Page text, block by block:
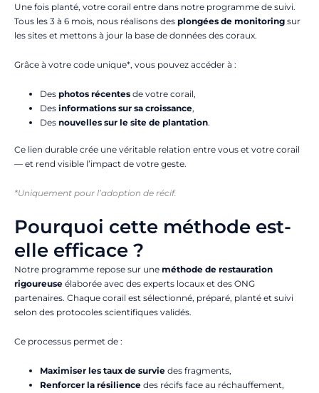
Une fois planté, votre corail entre dans notre programme de suivi.
Tous les 3 à 6 mois, nous réalisons des plongées de monitoring sur
les sites et mettons à jour la base de données des coraux.
Grâce à votre code unique*, vous pouvez accéder à :
Des photos récentes de votre corail,
Des informations sur sa croissance,
Des nouvelles sur le site de plantation.
Ce lien durable crée une véritable relation entre vous et votre corail
— et rend visible l’impact de votre geste.
*Uniquement pour l’adoption de récif.
Pourquoi cette méthode est-
elle efficace ?
Notre programme repose sur une méthode de restauration
rigoureuse élaborée avec des experts locaux et des ONG
partenaires. Chaque corail est sélectionné, préparé, planté et suivi
selon des protocoles scientifiques validés.
Ce processus permet de :
Maximiser les taux de survie des fragments,
Renforcer la résilience des récifs face au réchauffement,